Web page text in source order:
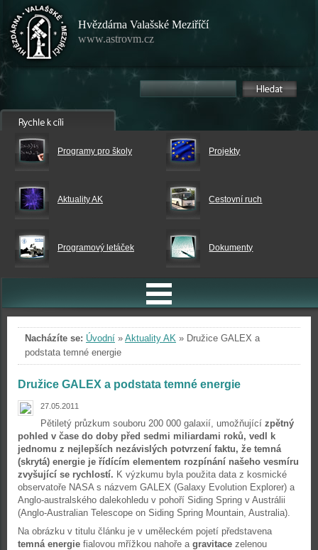
Hvězdárna Valašské Meziříčí
www.astrovm.cz
Programy pro školy Projekty
Aktuality AK Cestovní ruch
Programový letáček Dokumenty
Nacházíte se: Úvodní » Aktuality AK » Družice GALEX a
podstata temné energie
Družice GALEX a podstata temné energie
27.05.2011
Pětiletý průzkum souboru 200 000 galaxií, umožňující zpětný
pohled v čase do doby před sedmi miliardami roků, vedl k
jednomu z nejlepších nezávislých potvrzení faktu, že temná
(skrytá) energie je řídícím elementem rozpínání našeho vesmíru
zvyšující se rychlostí. K výzkumu byla použita data z kosmické
observatoře NASA s názvem GALEX (Galaxy Evolution Explorer) a
Anglo-australského dalekohledu v pohoří Siding Spring v Austrálii
(Anglo-Australian Telescope on Siding Spring Mountain, Australia).
Na obrázku v titulu článku je v uměleckém pojetí představena
temná energie fialovou mřížkou nahoře a gravitace zelenou